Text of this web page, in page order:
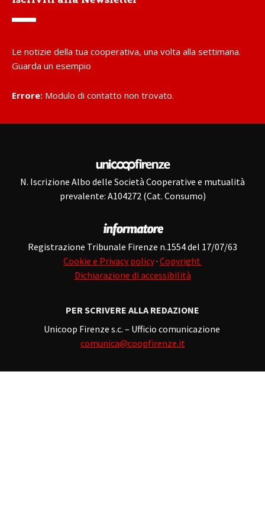
Le notizie della tua cooperativa, una volta alla settimana.
Guarda un esempio
Errore: Modulo di contatto non trovato.
N. Iscrizione Albo delle Società Cooperative e mutualità
prevalente: A104272 (Cat. Consumo)
Registrazione Tribunale Firenze n.1554 del 17/07/63
Cookie e Privacy policy· Copyright
Dichiarazione di accessibilità
PER SCRIVERE ALLA REDAZIONE
Unicoop Firenze s.c. – Ufficio comunicazione
comunica@coopfirenze.it